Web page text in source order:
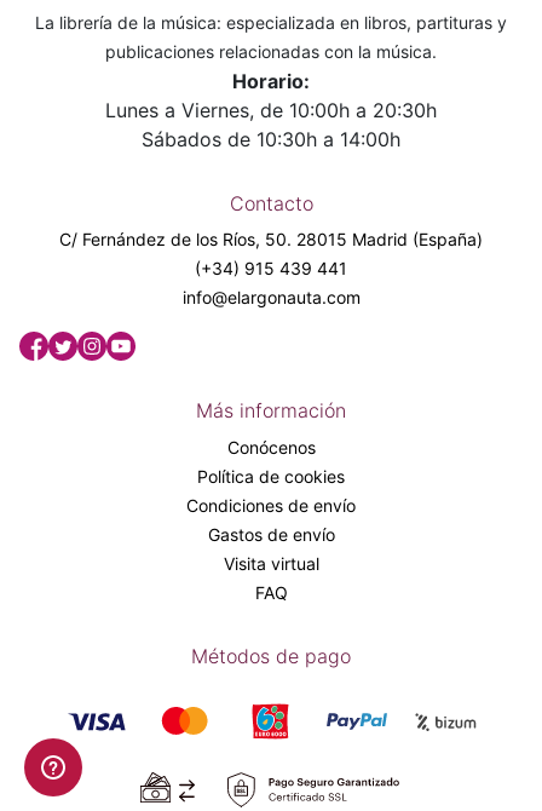
La librería de la música: especializada en libros, partituras y
publicaciones relacionadas con la música.
Horario:
Lunes a Viernes, de 10:00h a 20:30h
Sábados de 10:30h a 14:00h
Contacto
C/ Fernández de los Ríos, 50. 28015 Madrid (España)
(+34) 915 439 441
info@elargonauta.com
Más información
Conócenos
Política de cookies
Condiciones de envío
Gastos de envío
Visita virtual
FAQ
Métodos de pago